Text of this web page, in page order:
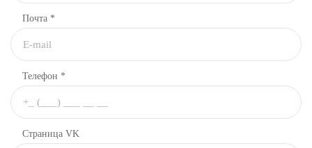
Почта *
Телефон *
Страница VK